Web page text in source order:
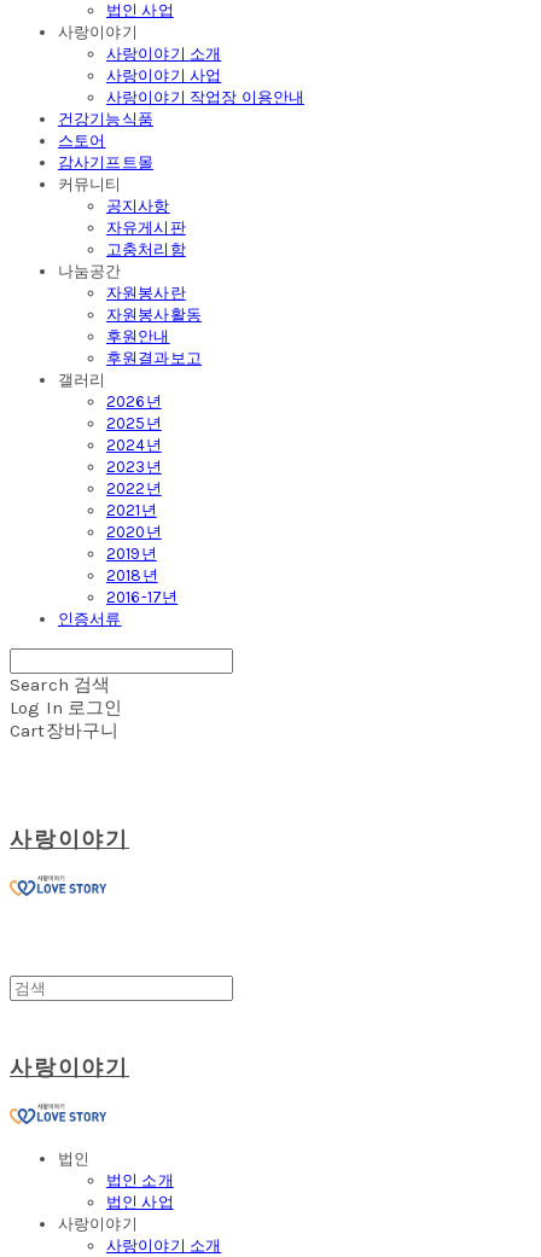
법인 사업
사랑이야기
사랑이야기 소개
사랑이야기 사업
사랑이야기 작업장 이용안내
건강기능식품
스토어
감사기프트몰
커뮤니티
공지사항
자유게시판
고충처리함
나눔공간
자원봉사란
자원봉사활동
후원안내
후원결과보고
갤러리
2026년
2025년
2024년
2023년
2022년
2021년
2020년
2019년
2018년
2016-17년
인증서류
Search 검색
Log In 로그인
Cart장바구니
사랑이야기
사랑이야기
법인
법인 소개
법인 사업
사랑이야기
사랑이야기 소개